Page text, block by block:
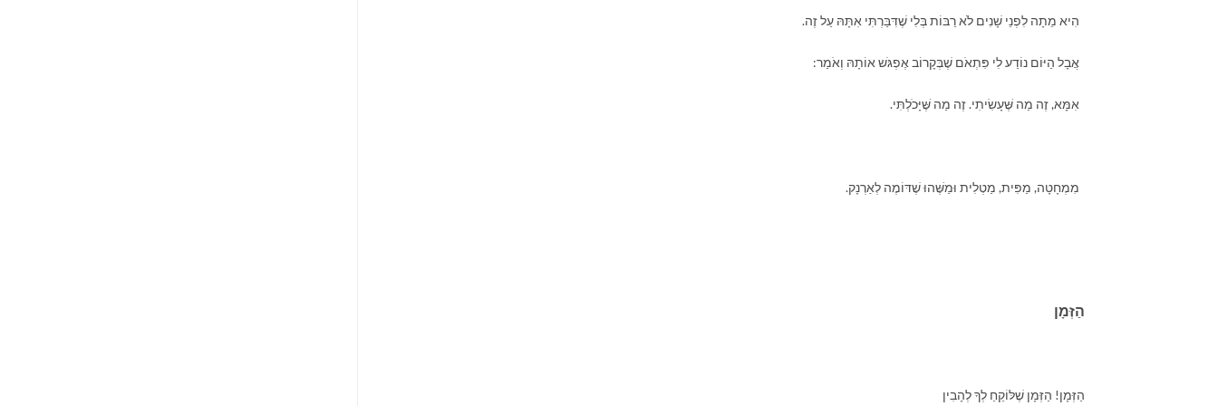
הִיא מֵתָה לִפְנֵי שָׁנִים לֹא רַבּוֹת בְּלִי שֶׁדִּבַּרְתִּי אִתָּהּ עַל זֶה.
אֲבָל הַיּוֹם נוֹדַע לִי פִּתְאֹם שֶׁבְּקָרוֹב אֶפְגֹּש אוֹתָהּ וְאֹמַר:
אִמָּא, זֶה מַה שֶּׁעָשִׂיתִי. זֶה מַה שֶּׁיָּכֹלְתִּי.
מִמְחָטָה, מַפִּית, מַטְלִית וּמַשֶּׁהוּ שֶׁדּוֹמֶה לְאַרְנָק.
הַזְּמָן
הַזְּמָן! הַזְּמָן שֶׁלּוֹקֵחַ לְךָ לְהָבִין